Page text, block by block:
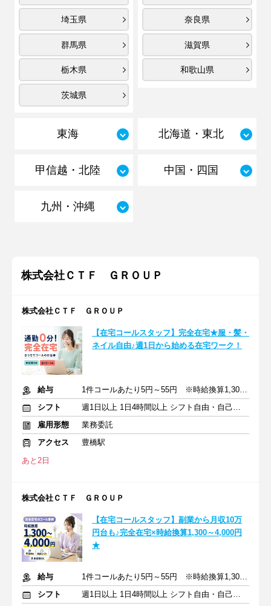
埼玉県
群馬県
栃木県
茨城県
奈良県
滋賀県
和歌山県
東海 北海道・東北
甲信越・北陸 中国・四国
九州・沖縄
株式会社ＣＴＦ ＧＲＯＵＰ
株式会社ＣＴＦ ＧＲＯＵＰ
【在宅コールスタッフ】完全在宅★服・髪・
ネイル自由♪週1日から始める在宅ワーク！
給与
1件コールあたり5円～55円 ※時給換算1,300円～4,000円
シフト
週1日以上 1日4時間以上 シフト自由・自己申告
雇用形態
業務委託
アクセス
豊橋駅
あと2日
株式会社ＣＴＦ ＧＲＯＵＰ
【在宅コールスタッフ】副業から月収10万
円台も♪完全在宅×時給換算1,300～4,000円
★
給与
1件コールあたり5円～55円 ※時給換算1,300円～4,000円
シフト
週1日以上 1日4時間以上 シフト自由・自己申告